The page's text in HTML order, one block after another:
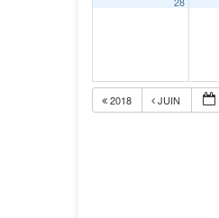
2018 JUIN